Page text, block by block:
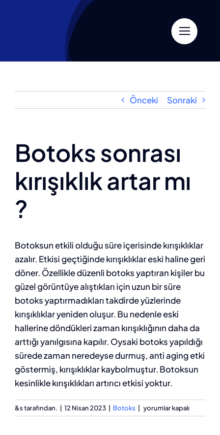
Önceki Sonraki
Botoks sonrası
kırışıklık artar mı
?
Botoksun etkili olduğu süre içerisinde kırışıklıklar
azalır. Etkisi geçtiğinde kırışıklıklar eski haline geri
döner. Özellikle düzenli botoks yaptıran kişiler bu
güzel görüntüye alıştıkları için uzun bir süre
botoks yaptırmadıkları takdirde yüzlerinde
kırışıklıklar yeniden oluşur. Bu nedenle eski
hallerine döndükleri zaman kırışıklığının daha da
arttığı yanılgısına kapılır. Oysaki botoks yapıldığı
sürede zaman neredeyse durmuş, anti aging etki
göstermiş, kırışıklıklar kaybolmuştur. Botoksun
kesinlikle kırışıklıkları artırıcı etkisi yoktur.
&s tarafından. 12 Nisan 2023 Botoks
Botoks
sonrası
yorumlar kapalı